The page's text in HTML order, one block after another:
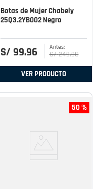
Botas de Mujer Chabely
25Q3.2YB002 Negro
S/ 99.96 S/ 249.90
VER PRODUCTO
50 %